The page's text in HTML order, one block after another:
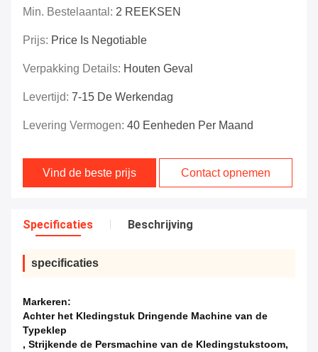
Min. Bestelaantal: 2 REEKSEN
Prijs: Price Is Negotiable
Verpakking Details: Houten Geval
Levertijd: 7-15 De Werkendag
Levering Vermogen: 40 Eenheden Per Maand
Vind de beste prijs Contact opnemen
Specificaties Beschrijving
specificaties
Markeren:
Achter het Kledingstuk Dringende Machine van de
Typeklep
, Strijkende de Persmachine van de Kledingstukstoom,